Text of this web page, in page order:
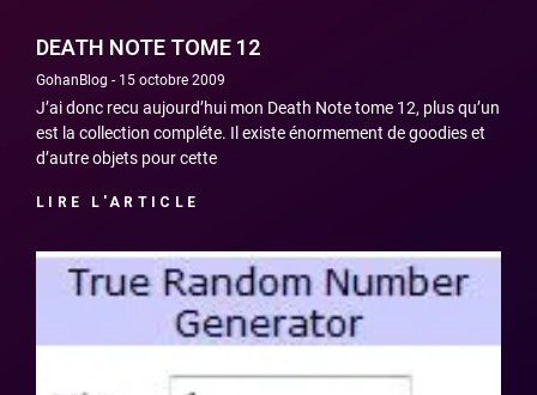
DEATH NOTE TOME 12
GohanBlog 15 octobre 2009
J’ai donc recu aujourd’hui mon Death Note tome 12, plus qu’un
est la collection compléte. Il existe énormement de goodies et
d’autre objets pour cette
LIRE L'ARTICLE